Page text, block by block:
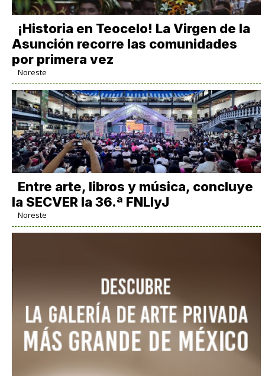
​¡Historia en Teocelo! La Virgen de la
Asunción recorre las comunidades
por primera vez
Noreste
Entre arte, libros y música, concluye
la SECVER la 36.ª FNLIyJ
Noreste